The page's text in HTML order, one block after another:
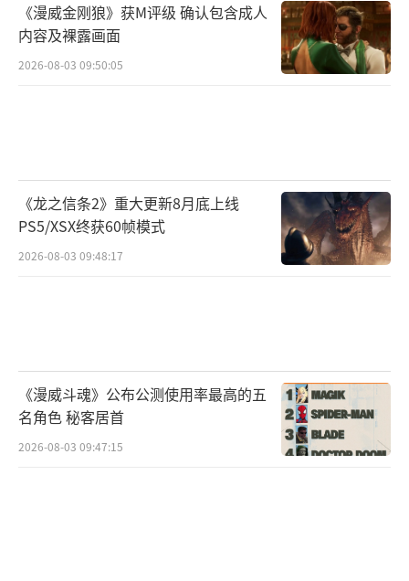
《漫威金刚狼》获M评级 确认包含成人
内容及裸露画面
2026-08-03 09:50:05
《龙之信条2》重大更新8月底上线
PS5/XSX终获60帧模式
2026-08-03 09:48:17
《漫威斗魂》公布公测使用率最高的五
名角色 秘客居首
2026-08-03 09:47:15